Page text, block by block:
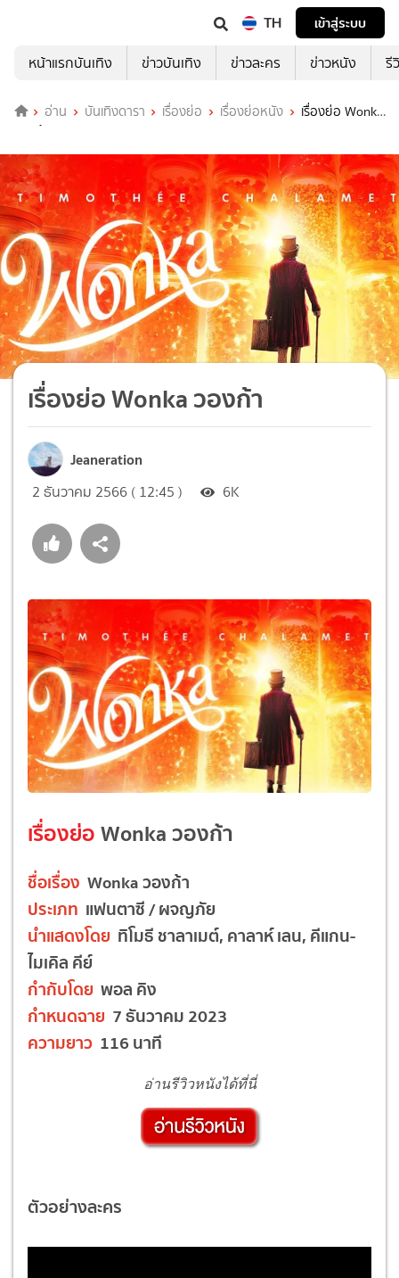
TH
เข้าสู่ระบบ
หน้าแรกบันเทิง
ข่าวบันเทิง ข่าวละคร ข่าวหนัง รี
อ่าน บันเทิงดารา เรื่องย่อ เรื่องย่อหนัง
เรื่องย่อ Wonka
วองก้า
เรื่องย่อ Wonka วองก้า
Jeaneration
2 ธันวาคม 2566 ( 12:45 ) 6K
เรื่องย่อWonka วองก้า
ชื่อเรื่อง Wonka วองก้า
ประเภท แฟนตาซี / ผจญภัย
นำแสดงโดย ทิโมธี ชาลาเมต์, คาลาห์ เลน, คีแกน-
ไมเคิล คีย์
กำกับโดย พอล คิง
กำหนดฉาย 7 ธันวาคม 2023
ความยาว 116 นาที
อ่านรีวิวหนังได้ที่นี่
ตัวอย่างละคร